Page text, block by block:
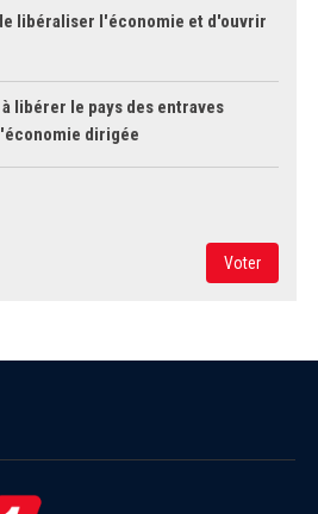
libéraliser l'économie et d'ouvrir
libérer le pays des entraves
dirigée
Voter